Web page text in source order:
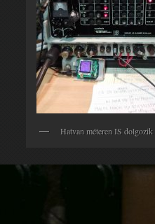
Hatvan méteren IS dolgozik